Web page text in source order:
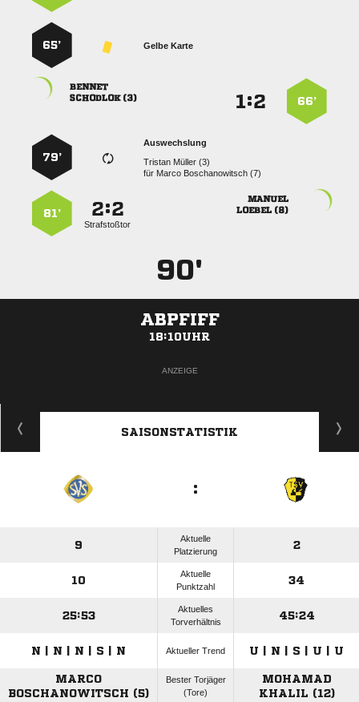
Gelbe Karte
65’
66’
:

 
Auswechslung
  
für   
79’

 
:
Strafstoßtor
81’
90'
ABPFIFF
18:10UHR
ANZEIGE
SAISONSTATISTIK
:
9
Aktuelle
Platzierung
2
10
Aktuelle
Punktzahl
34
25:53
Aktuelles
Torverhältnis
45:24
N | N | N | S | N Aktueller Trend U | N | S | U | U
MARCO
BOSCHANOWITSCH (5)
Bester Torjäger
(Tore)
MOHAMAD
KHALIL (12)